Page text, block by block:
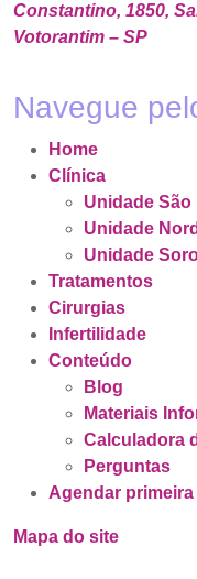
Constantino, 1850,
Votorantim – SP
Navegue
Home
Clínica
Unidade São
Unidade
Unidade
Tratamentos
Cirurgias
Infertilidade
Conteúdo
Blog
Materiais
Calculadora
Perguntas
Agendar
Mapa do site